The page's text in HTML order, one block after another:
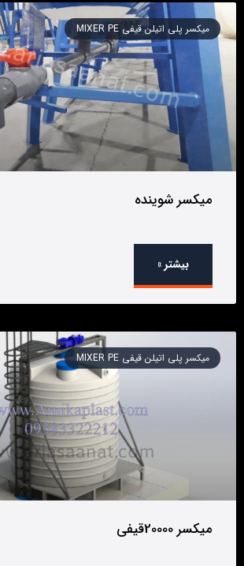
میکسر پلی اتیلن قیفی MIXER PE
میکسر شوینده
بیشتر »
میکسر پلی اتیلن قیفی MIXER PE
میکسر 20000قیفی